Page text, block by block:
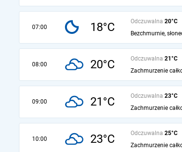
07:00 18°C Odczuwalna 20°C
Bezchmurnie,
08:00 20°C Odczuwalna 21°C
Zachmurzenie
09:00 21°C Odczuwalna 23°C
Zachmurzenie
10:00 23°C Odczuwalna 25°C
Zachmurzenie